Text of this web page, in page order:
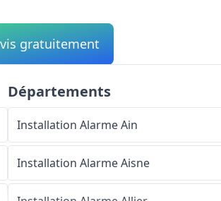
gratuitement
Départements
Installation AlarmeAin
Installation AlarmeAisne